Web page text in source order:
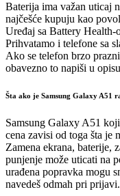
Baterija ima važan uticaj
najčešće kupuju kao
Uređaj sa Battery
Prihvatamo i telefone sa
Ako se telefon brzo
obavezno to napiši u
Šta ako je Samsung Galaxy A51
Samsung Galaxy A51
cena zavisi od toga šta je
Zamena ekrana, baterije,
punjenje može uticati na
urađena popravka mogu
navedeš odmah pri prijavi.